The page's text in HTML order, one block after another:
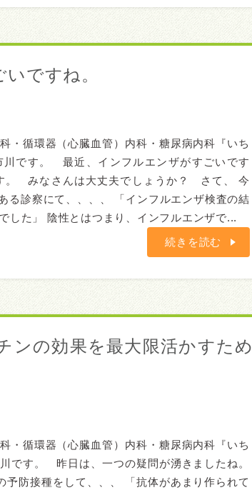
ですね。
・循環器（心臓血管）内科・糖尿病内科『いち
川です。 最近、インフルエンザがすごいです
。 みなさんは大丈夫でしょうか？ さて、 今
る診察にて、、、、 「インフルエンザ検査の結
した」 陰性とはつまり、インフルエンザで...
続きを読む
ンの効果を最大限活かすため
・循環器（心臓血管）内科・糖尿病内科『いち
です。 昨日は、一つの疑問が湧きましたね。
予防接種をして、、、 「抗体があまり作られて